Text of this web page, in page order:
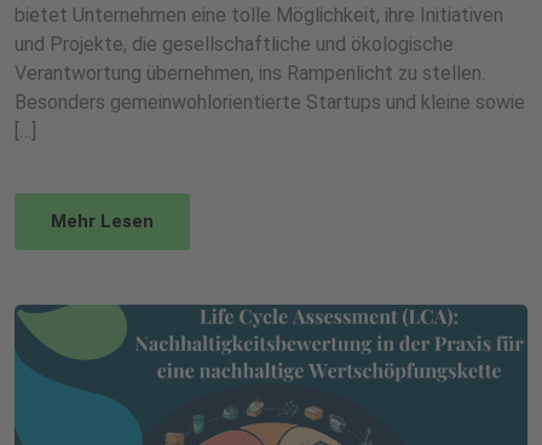
bietet Unternehmen eine tolle Möglichkeit, ihre Initiativen
und Projekte, die gesellschaftliche und ökologische
Verantwortung übernehmen, ins Rampenlicht zu stellen.
Besonders gemeinwohlorientierte Startups und kleine sowie
[…]
Mehr Lesen